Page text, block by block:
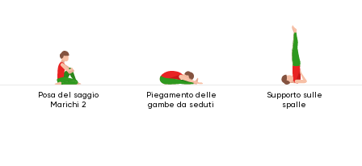
Posa del saggio
Marichi 2
Piegamento delle
gambe da seduti
Supporto sulle
spalle